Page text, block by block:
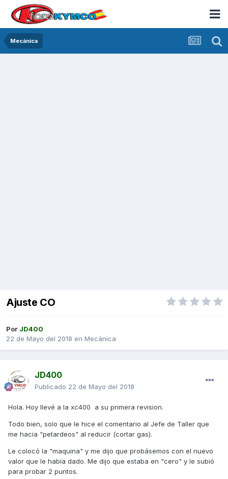
Mecánica
Ajuste CO
Por JD400
22 de Mayo del 2018 en Mecánica
JD400
Publicado 22 de Mayo del 2018
Hola. Hoy llevé a la xc400 a su primera revision.
Todo bien, solo que le hice el comentario al Jefe de Taller que
me hacia "petardeos" al reducir (cortar gas).
Le colocó la "maquina" y me dijo que probásemos con el nuevo
valor que le había dado. Me dijo que estaba en "cero" y le subió
para probar 2 puntos.